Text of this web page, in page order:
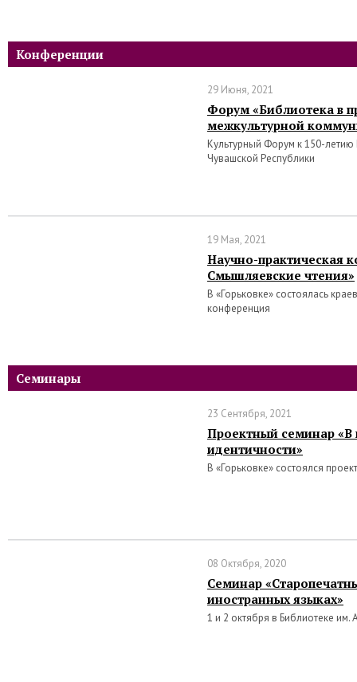
Конференции
29 Июня, 2021
Форум «Библиотека в
межкультурной
Культурный Форум к 150-
Чувашской Республики
19 Мая, 2021
Научно-практическая
Смышляевские чтения»
В «Горьковке» состоялась
конференция
Семинары
23 Сентября, 2021
Проектный семинар «В
идентичности»
В «Горьковке» состоялся
08 Октября, 2020
Семинар
иностранных языках»
1 и 2 октября в Библиотеке